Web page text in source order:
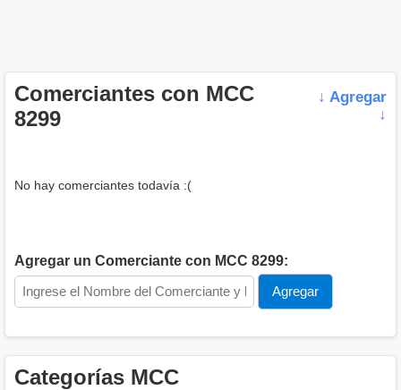
Comerciantes con MCC
8299
↓ Agregar
↓
No hay comerciantes todavía :(
Agregar un Comerciante con MCC 8299:
Categorías MCC